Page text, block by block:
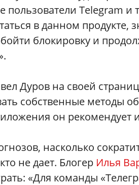
пользователи Telegram и
в данном
блокировку и
Дуров на своей
собственные методы
он рекомендует
насколько
не дает. Блогер Илья
«Для команды